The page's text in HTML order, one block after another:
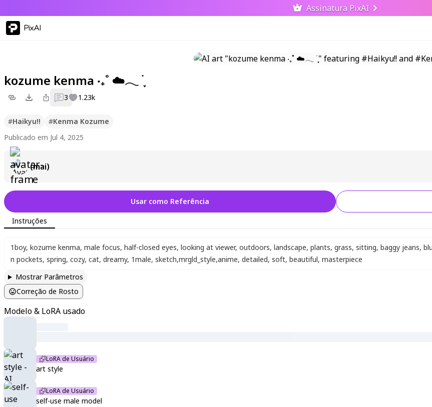
Assinatura PixAI
PixAI
kozume kenma ‧₊˚ ☁️𓂃 ࣪ ִֶָ
3 1.23k
#Haikyu!! #Kenma Kozume
Publicado em Jul 4, 2025
(mai)
Usar como Referência
Instruções
1boy, kozume kenma, male focus, half-closed eyes, looking at viewer, outdoors, landscape, plants, grass, sitting, baggy jeans,
n pockets, spring, cozy, cat, dreamy, 1male, sketch,mrgld_style,anime, detailed, soft, beautiful, masterpiece
Mostrar Parâmetros
Correção de Rosto
Modelo & LoRA usado
LoRA de Usuário
art style
LoRA de Usuário
self-use male model